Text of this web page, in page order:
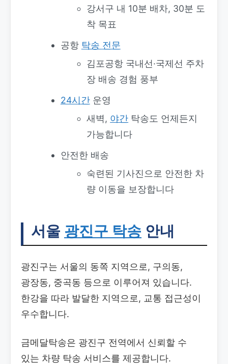
강서구 내 10분 배차, 30분 도
착 목표
공항 탁송 전문
김포공항 국내선·국제선 주차
장 배송 경험 풍부
24시간운영
새벽, 야간 탁송도 언제든지
가능합니다
안전한 배송
숙련된 기사진으로 안전한 차
량 이동을 보장합니다
서울 광진구 탁송 안내
광진구는 서울의 동쪽 지역으로, 구의동,
광장동, 중곡동 등으로 이루어져 있습니다.
한강을 따라 발달한 지역으로, 교통 접근성이
우수합니다.
금메달탁송은 광진구 전역에서 신뢰할 수
있는 차량 탁송 서비스를 제공합니다.